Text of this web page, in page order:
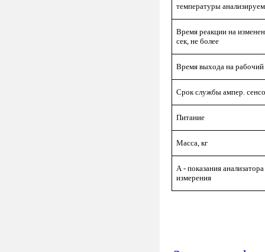
температуры
Время реакции на
сек, не более
Время выхода на
Срок службы ампер.
Питание
Масса, кг
А - показания
измерения